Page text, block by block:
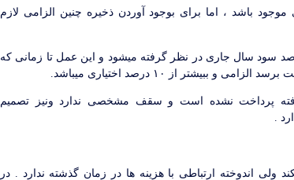
باشد ، اما برای بوجود آوردن ذخیره چنین الزامی لازم
اندوخته قانونی هر ساله به میزان ۵ درصد سود سال جاری در نظر گرفته میشود و این عمل تا زمانی که
پرداخت نشده است و سقف مشخصی ندارد ونیز تصمیم
.
ولی اندوخته ارتباطی با هزینه ها در زمان گذشته ندارد . در